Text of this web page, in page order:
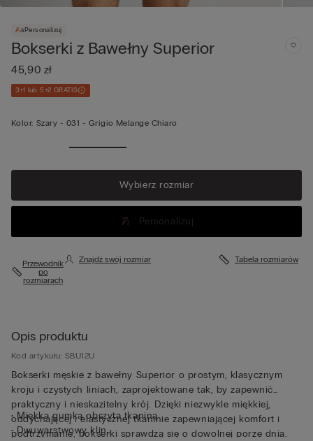
Personalizuj
Bokserki z Bawełny Superior
45,90 zł
3+1 lub 5+2 GRATIS
Kolor: Szary - 031 - Grigio Melange Chiaro
Wybierz rozmiar
Personalizuj
Przewodnik
po
rozmiarach
Znajdź swój rozmiar Tabela rozmiarów
Opis produktu
Kod artykułu: SBU12U
Bokserki męskie z bawełny Superior o prostym, klasycznym
kroju i czystych liniach, zaprojektowane tak, by zapewnić
praktyczny i nieskazitelny krój. Dzięki niezwykle miękkiej,
oddychającej i elastycznej tkaninie zapewniającej komfort i
podtrzymanie, bokserki sprawdzą się o dowolnej porze dnia.
• Miękka gumka obszyta tkaniną
• Dwuwarstwowy klin